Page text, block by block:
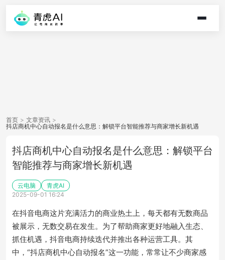
首页 > 文章资讯 >
抖店商机中心自动报名是什么意思：解锁平台智能推荐与商家增长新机遇
抖店商机中心自动报名是什么意思：解锁平台
智能推荐与商家增长新机遇
云电脑
青虎AI
2025-09-01 16:24
在抖音电商这片充满活力的商业热土上，每天都有无数商品
被展示，无数交易在发生。为了帮助商家更好地融入生态、
抓住机遇，抖音电商持续迭代并推出各种运营工具。其
中，“抖店商机中心自动报名”这一功能，常常让不少商家感